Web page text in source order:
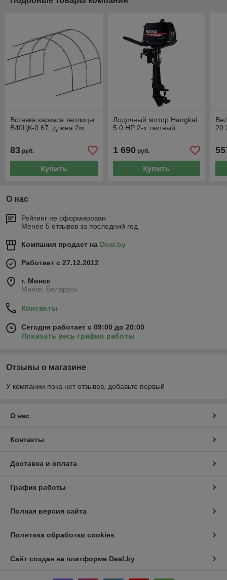
Вставка каркаса теплицы
В40ЦК-0.67, длина 2м
83 руб.
Купить
Лодочный мотор Hangkai
5.0 HP 2-х тактный
1 690руб.
Купить
20
О нас
Рейтинг не сформирован
Менее 5 отзывов за последний год
Компания продает на Deal.by
Работает с 27.12.2012
г. Минск
Минск, Беларусь
Контакты
Сегодня работает с 09:00 до 20:00
Показать весь график работы
Отзывы о магазине
У компании пока нет отзывов, добавьте первый
О нас
Контакты
Доставка и оплата
График работы
Полная версия сайта
Политика обработки cookies
Сайт создан на платформе Deal.by